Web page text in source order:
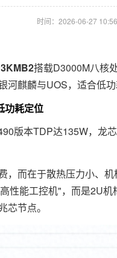
时间：2026-06-27
搭载D3000M八核
麒麟与UOS，适合低功
耗定位
版本TDP达135W，龙
而在于散热压力小、机
性能工控机"，而是2U
节点。